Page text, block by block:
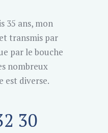
35 ans, mon
transmis par
par le bouche
nombreux
est diverse.
30